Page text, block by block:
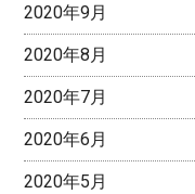
2020年9月
2020年8月
2020年7月
2020年6月
2020年5月